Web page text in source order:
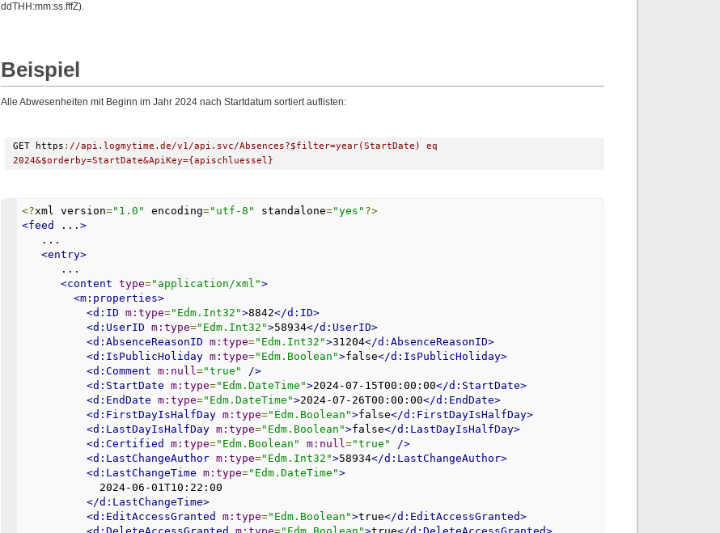
ddTHH:mm:ss.fffZ).
Beispiel
Alle Abwesenheiten mit Beginn im Jahr 2024 nach Startdatum sortiert auflisten:
GET https : //api.logmytime.de/v1/api.svc/Absences?$filter=year(StartDate) eq
2024&$orderby=StartDate&ApiKey={apischluessel}
<?xml version="1.0" encoding="utf-8" standalone="yes" ?>
<feed
... >
...
<entry>
...
<content type="application/xml">
<m:properties>
<d:ID m:type="Edm.Int32">8842</d:ID>
<d:UserID m:type="Edm.Int32">58934</d:UserID>
<d:AbsenceReasonID m:type="Edm.Int32">31204</d:AbsenceReasonID>
<d:IsPublicHoliday m:type="Edm.Boolean">false</d:IsPublicHoliday>
<d:Comment m:null="true"
/>
<d:StartDate m:type="Edm.DateTime">2024-07-15T00:00:00</d:StartDate>
<d:EndDate m:type="Edm.DateTime">2024-07-26T00:00:00</d:EndDate>
<d:FirstDayIsHalfDay m:type="Edm.Boolean">false</d:FirstDayIsHalfDay>
<d:LastDayIsHalfDay m:type="Edm.Boolean">false</d:LastDayIsHalfDay>
<d:Certified
m:type="Edm.Boolean" m:null="true"
/>
<d:LastChangeAuthor m:type="Edm.Int32">58934</d:LastChangeAuthor>
<d:LastChangeTime m:type="Edm.DateTime">
2024-06-01T10:22:00
</d:LastChangeTime>
<d:EditAccessGranted
m:type="Edm.Boolean">true</d:EditAccessGranted>